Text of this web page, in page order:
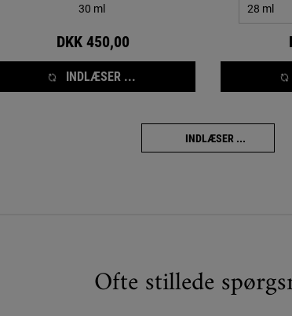
30 ml
DKK 450,00
INDLÆSER ...
INDLÆSER ...
Ofte stillede